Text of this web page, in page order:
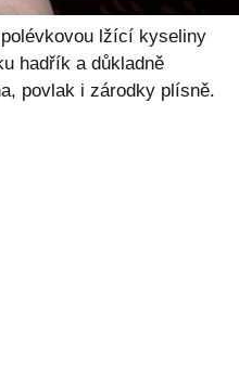
lžící kyseliny
hadřík a důkladně
povlak i zárodky plísně.